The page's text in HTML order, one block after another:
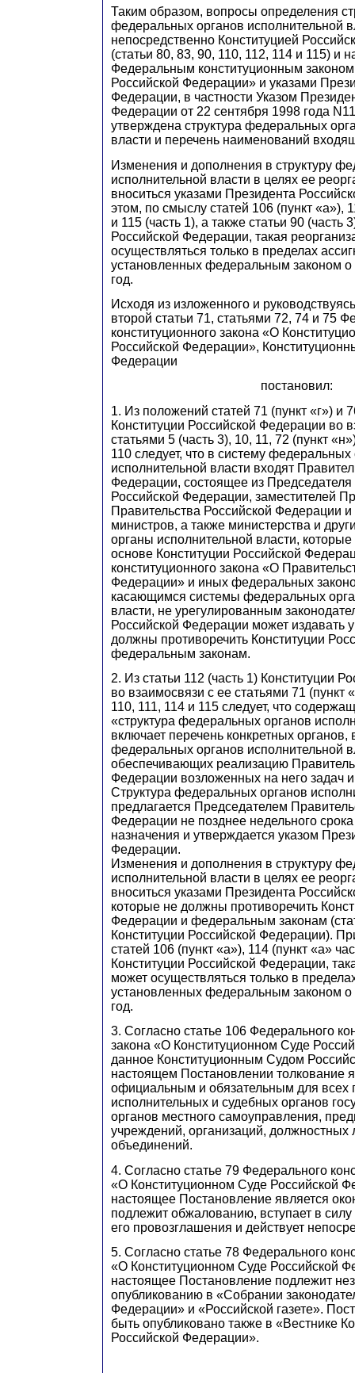
Таким образом, вопросы определения
федеральных органов исполнительной
непосредственно Конституцией
(статьи 80, 83, 90, 110, 112, 114 и 115) и
Федеральным конституционным
Российской Федерации» и указами
Федерации, в частности Указом
Федерации от 22 сентября 1998 года
утверждена структура федеральных
власти и перечень наименований
Изменения и дополнения в структуру
исполнительной власти в целях ее
вноситься указами Президента
этом, по смыслу статей 106 (пункт «а»),
и 115 (часть 1), а также статьи 90 (часть
Российской Федерации, такая
осуществляться только в пределах
установленных федеральным законом
год.
Исходя из изложенного и
второй статьи 71, статьями 72, 74 и 75
конституционного закона «О
Российской Федерации»,
Федерации
постановил:
1. Из положений статей 71 (пункт «г») и
Конституции Российской Федерации во
статьями 5 (часть 3), 10, 11, 72 (пункт
110 следует, что в систему федеральных
исполнительной власти входят
Федерации, состоящее из Председателя
Российской Федерации, заместителей
Правительства Российской Федерации
министров, а также министерства и
органы исполнительной власти,
основе Конституции Российской
конституционного закона «О
Федерации» и иных федеральных
касающимся системы федеральных
власти, не урегулированным
Российской Федерации может издавать
должны противоречить Конституции
федеральным законам.
2. Из статьи 112 (часть 1) Конституции
во взаимосвязи с ее статьями 71 (пункт
110, 111, 114 и 115 следует, что
«структура федеральных органов
включает перечень конкретных
федеральных органов исполнительной
обеспечивающих реализацию
Федерации возложенных на него задач
Структура федеральных органов
предлагается Председателем
Федерации не позднее недельного
назначения и утверждается указом
Федерации.
Изменения и дополнения в структуру
исполнительной власти в целях ее
вноситься указами Президента
которые не должны противоречить
Федерации и федеральным законам
Конституции Российской Федерации).
статей 106 (пункт «а»), 114 (пункт «а»
Конституции Российской Федерации,
может осуществляться только в
установленных федеральным законом
год.
3. Согласно статье 106 Федерального
закона «О Конституционном Суде
данное Конституционным Судом
настоящем Постановлении толкование
официальным и обязательным для всех
исполнительных и судебных органов
органов местного самоуправления,
учреждений, организаций, должностных
объединений.
4. Согласно статье 79 Федерального
«О Конституционном Суде Российской
настоящее Постановление является
подлежит обжалованию, вступает в
его провозглашения и действует
5. Согласно статье 78 Федерального
«О Конституционном Суде Российской
настоящее Постановление подлежит
опубликованию в «Собрании
Федерации» и «Российской газете».
быть опубликовано также в «Вестнике
Российской Федерации».